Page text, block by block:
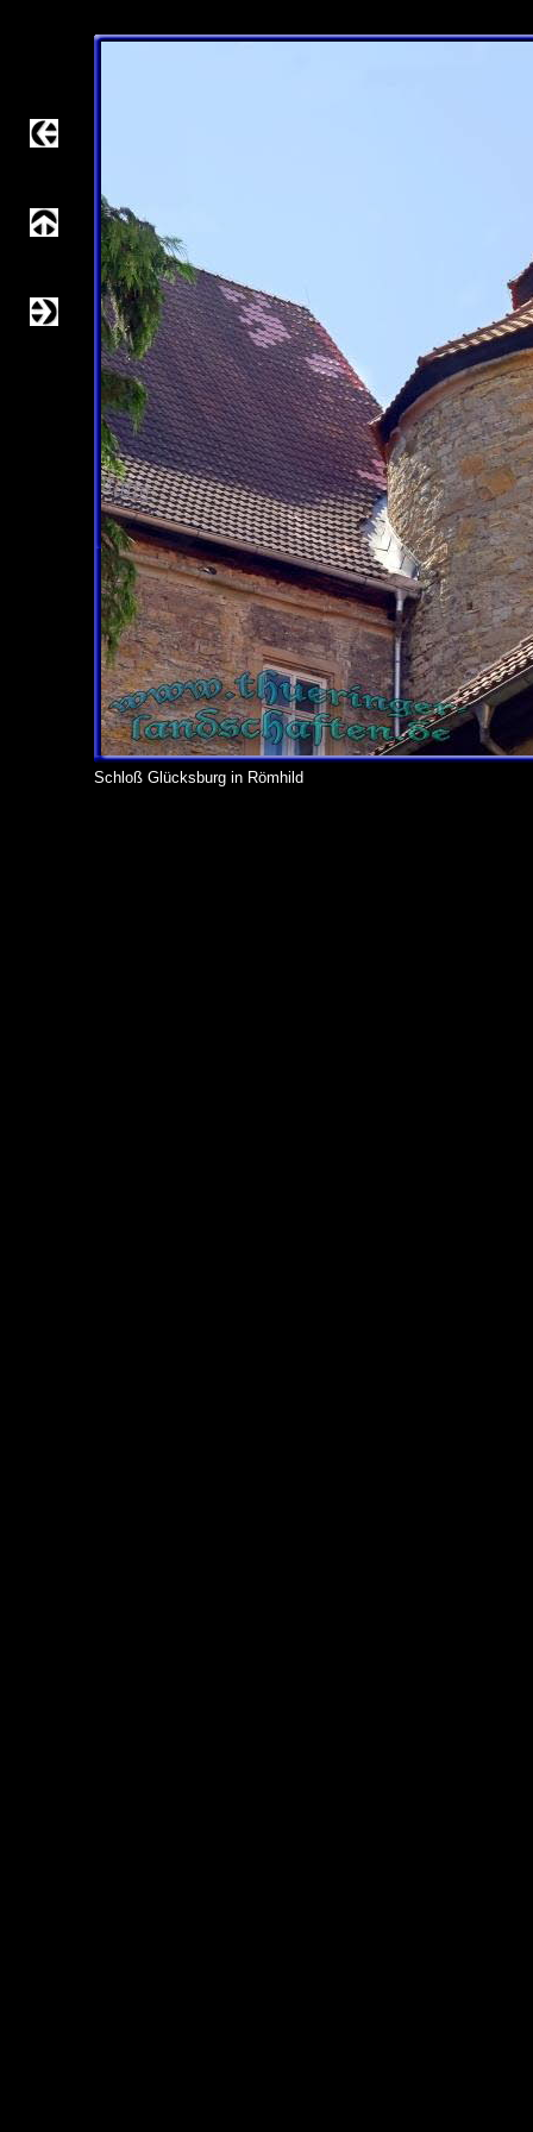
Schloß Glücksburg in Römhild